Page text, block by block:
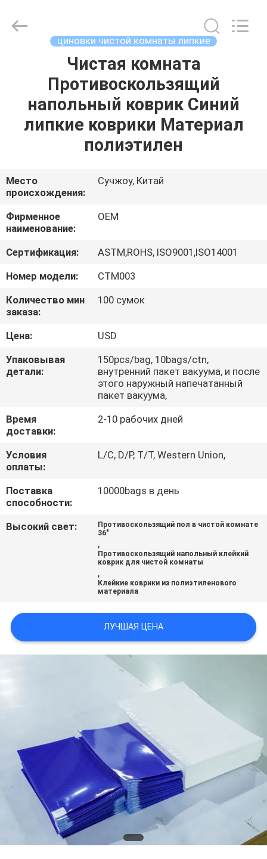
ПРОДУКТЫ
ПУТЕШЕСТВИЕ
ФАБРИКИ
ПРОВЕРКА
КАЧЕСТВА
СВЯЖИТЕСЬ
МЫ
НОВОСТИ
СПРОСИТЕ
ЦИТАТУ
КАРТА
САЙТА
PRIVACY
Technology
Co.,Ltd.
циновки чистой комнаты липкие
Чистая комната
Противоскользящий
напольный коврик Синий
липкие коврики Материал
полиэтилен
Место
происхождения:
Сучжоу, Китай
Фирменное
наименование:
OEM
Сертификация:
ASTM,ROHS, ISO9001,ISO14001
Номер модели:
СТМ003
Количество мин
заказа:
100 сумок
Цена:
USD
Упаковывая
детали:
150pcs/bag, 10bags/ctn,
внутренний пакет вакуума, и после
этого наружный напечатанный
пакет вакуума,
Время
доставки:
2-10 рабочих дней
Условия
оплаты:
L/C, D/P, T/T, Western Union,
Поставка
способности:
10000bags в день
Высокий свет:
Противоскользящий пол в чистой комнате
36"
,
Противоскользящий напольный клейкий
коврик для чистой комнаты
,
Клейкие коврики из полиэтиленового
материала
ЛУЧШАЯ ЦЕНА